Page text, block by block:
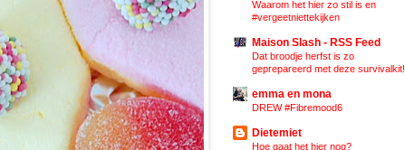
Waarom het hier zo stil is en
#vergeetniettekijken
Maison Slash - RSS Feed
Dat broodje herfst is zo
geprepareerd met deze survivalkit!
emma en mona
DREW #Fibremood6
Dietemiet
Hoe gaat het hier nog?